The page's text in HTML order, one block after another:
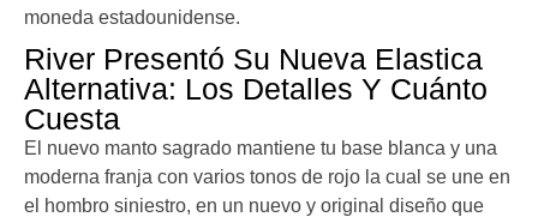
moneda estadounidense.
River Presentó Su Nueva Elastica
Alternativa: Los Detalles Y Cuánto
Cuesta
El nuevo manto sagrado mantiene tu base blanca y una
moderna franja con varios tonos de rojo la cual se une en
el hombro siniestro, en un nuevo y original diseño que